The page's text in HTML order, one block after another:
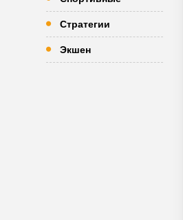
Стратегии
Экшен